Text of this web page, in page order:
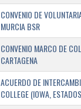
CONVENIO DE
MURCIA BSR
CONVENIO MARCO DE
CARTAGENA
ACUERDO DE
COLLEGE (IOWA,